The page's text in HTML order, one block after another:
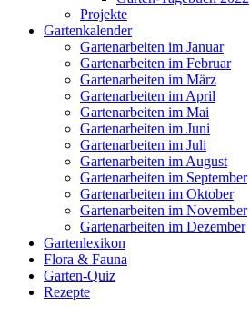
Projekte
Gartenkalender
Gartenarbeiten im Januar
Gartenarbeiten im Februar
Gartenarbeiten im März
Gartenarbeiten im April
Gartenarbeiten im Mai
Gartenarbeiten im Juni
Gartenarbeiten im Juli
Gartenarbeiten im August
Gartenarbeiten im September
Gartenarbeiten im Oktober
Gartenarbeiten im November
Gartenarbeiten im Dezember
Gartenlexikon
Flora & Fauna
Garten-Quiz
Rezepte